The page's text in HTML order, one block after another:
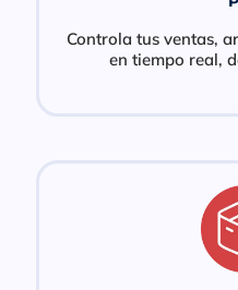
Controla tus ventas,
en tiempo real,